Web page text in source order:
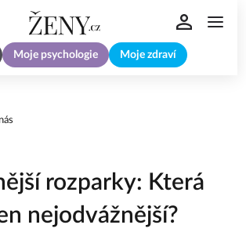
Moje psychologie Moje zdraví
rozparky: Která
nejodvážnější?